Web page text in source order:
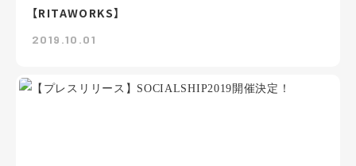
【RITAWORKS】
2019.10.01